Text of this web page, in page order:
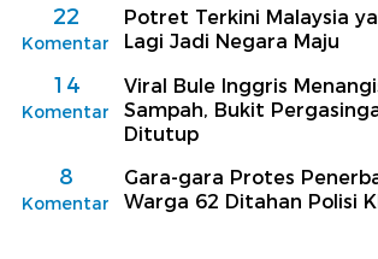
22
Komentar
Potret Terkini Malaysia
Lagi Jadi Negara Maju
14
Komentar
Viral Bule Inggris
Sampah, Bukit
Ditutup
8
Komentar
Gara-gara Protes
Warga 62 Ditahan Polisi